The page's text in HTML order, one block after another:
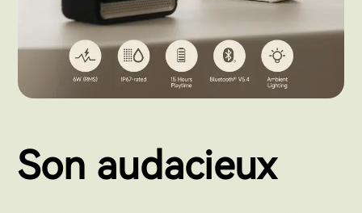
Son audacieux